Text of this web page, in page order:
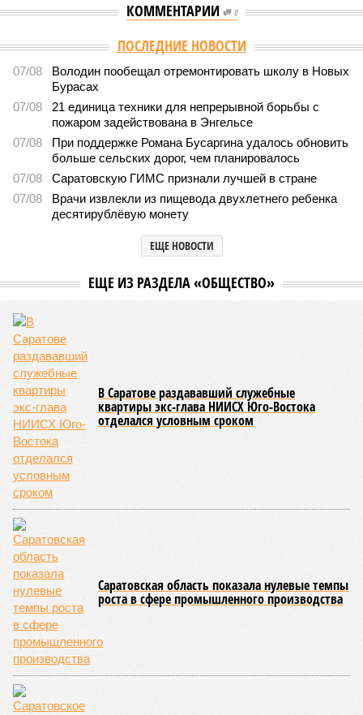
КОММЕНТАРИИ 0
Версия //Общество //
В Саратовской консерватории прошел концерт
для подопечных фондов «Александр Невский» и «Защитники
Отечества»
В Саратовской консерватории прошел концерт для
подопечных фондов «Александр Невский» и
«Защитники Отечества»
С верой и надеждой
В Саратовской консерватории прошел концерт для подопечных фондов
В театральном зале Саратовской государственной консерватории
имени Л. В. Собинова 16 мая состоялся масштабный
благотворительный концерт «Вера, надежда, любовь».
Мероприятие было организовано Образовательным центром по
развитию детского и юношеского творчества, действующим при
Саратовской духовной семинарии по благословению
митрополита Саратовского и Вольского Игнатия.
Инициатором и главным организатором творческого вечера
выступила бессменный руководитель центра
Трошина
воспитанников сразу нескольких православных учебных
заведений области и подарить настоящий праздник тем,
кто особенно нуждается в поддержке и внимании.
Участниками концертной программы стали талантливые
учащиеся самого Образовательного центра, а также
воспитанники Покровской православной классической
гимназии имени святого благоверного князя Александра
Невского и ученики Русской православной классической
гимназии имени преподобного Сергия Радонежского.